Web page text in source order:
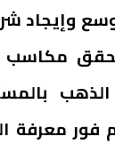
وإيجاد
مكاسب
فور معرفة